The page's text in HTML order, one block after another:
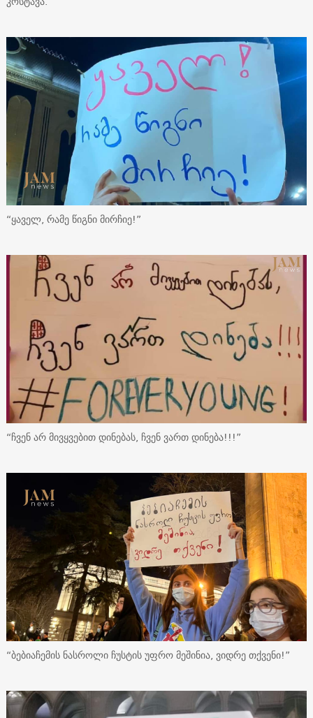
“ყაველ, რამე წიგნი მირჩიე!”
“ჩვენ არ მივყვებით დინებას, ჩვენ ვართ დინება!!!”
“ბებიაჩემის ნასროლი ჩუსტის უფრო მეშინია, ვიდრე თქვენი!”